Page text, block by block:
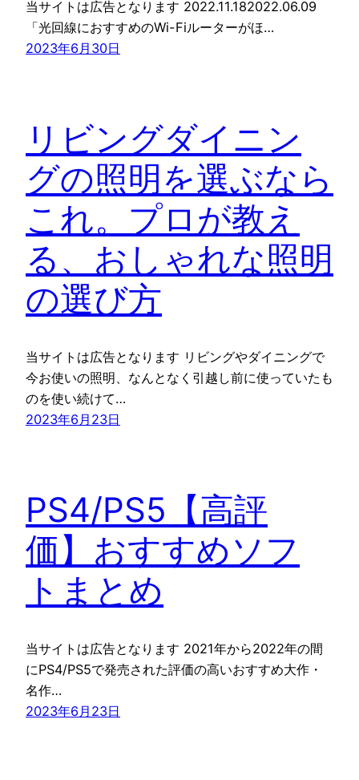
当サイトは広告となります 2022.11.182022.06.09
「光回線におすすめのWi-Fiルーターがほ…
2023年6月30日
リビングダイニン
グの照明を選ぶなら
これ。プロが教え
る、おしゃれな照明
の選び方
当サイトは広告となります リビングやダイニングで
今お使いの照明、なんとなく引越し前に使っていたも
のを使い続けて…
2023年6月23日
PS4/PS5【高評
価】おすすめソフ
トまとめ
当サイトは広告となります 2021年から2022年の間
にPS4/PS5で発売された評価の高いおすすめ大作・
名作…
2023年6月23日